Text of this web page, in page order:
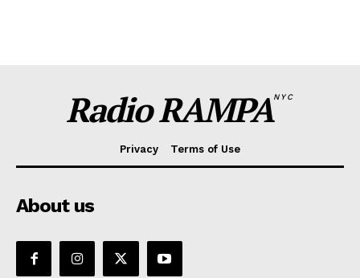
Radio RAMPANYC
Privacy Terms of Use
About us